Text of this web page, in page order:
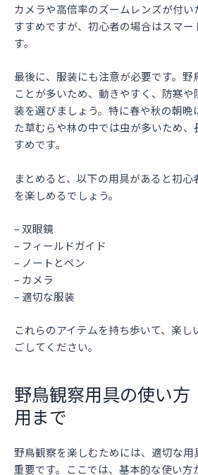
カメラや高倍率のズームレンズが付
すすめですが、初心者の場合はスマー
す。
最後に、服装にも注意が必要です。
ことが多いため、動きやすく、防寒
装を選びましょう。特に春や秋の朝晩
た草むらや林の中では虫が多いため
すめです。
まとめると、以下の用具があると初
を楽しめるでしょう。
– 双眼鏡
– フィールドガイド
– ノートとペン
– カメラ
– 適切な服装
これらのアイテムを持ち歩いて、楽し
ごしてください。
野鳥観察用具の使い方
用まで
野鳥観察を楽しむためには、適切な
重要です。ここでは、基本的な使い方